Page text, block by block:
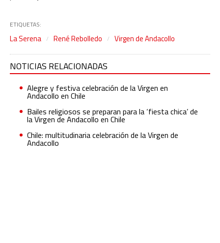
ETIQUETAS:
La Serena René Rebolledo Virgen de Andacollo
NOTICIAS RELACIONADAS
Alegre y festiva celebración de la Virgen en
Andacollo en Chile
Bailes religiosos se preparan para la ‘fiesta chica’ de
la Virgen de Andacollo en Chile
Chile: multitudinaria celebración de la Virgen de
Andacollo